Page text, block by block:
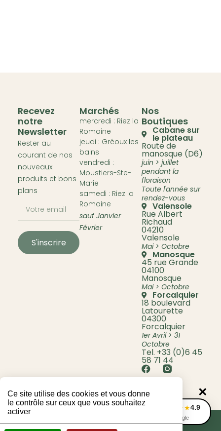
Recevez
notre
Newsletter
Rester au
courant de nos
nouveaux
produits et bons
plans
S'inscrire
Marchés
mercredi : Riez la
Romaine
jeudi : Gréoux les
bains
vendredi :
Moustiers-Ste-
Marie
samedi : Riez la
Romaine
sauf Janvier
Février
Nos
Boutiques
Cabane sur
le plateau
Route de
manosque (D6)
juin > juillet
pendant la
floraison
Toute l'année sur
rendez-vous
Valensole
Rue Albert
Richaud
04210
Valensole
Mai > Octobre
Manosque
45 rue Grande
04100
Manosque
Mai > Octobre
Forcalquier
18 boulevard
Latourette
04300
Forcalquier
1er Avril > 31
Octobre
Tel. +33 (0)6 45
58 71 44
© 2024 Lavande Bio Berenger
★★★★★4.9
Avis Google
×
Ce site utilise des cookies et vous donne
le contrôle sur ceux que vous souhaitez
activer